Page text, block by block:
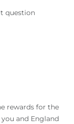
question
rewards for the
and England